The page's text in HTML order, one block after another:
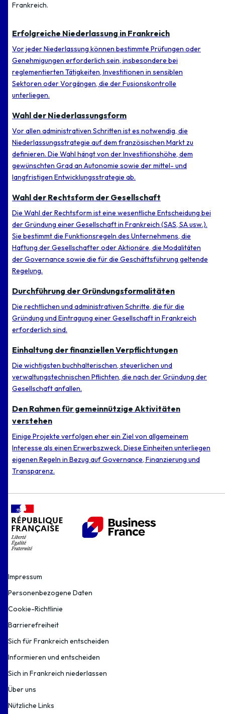
Frankreich.
Erfolgreiche Niederlassung in Frankreich
Vor jeder Niederlassung können bestimmte Prüfungen oder
Genehmigungen erforderlich sein, insbesondere bei
reglementierten Tätigkeiten, Investitionen in sensiblen
Sektoren oder Vorgängen, die der Fusionskontrolle
unterliegen.
Wahl der Niederlassungsform
Vor allen administrativen Schritten ist es notwendig, die
Niederlassungsstrategie auf dem französischen Markt zu
definieren. Die Wahl hängt von der Investitionshöhe, dem
gewünschten Grad an Autonomie sowie der mittel- und
langfristigen Entwicklungsstrategie ab.
Wahl der Rechtsform der Gesellschaft
Die Wahl der Rechtsform ist eine wesentliche Entscheidung bei
der Gründung einer Gesellschaft in Frankreich (SAS, SA usw.).
Sie bestimmt die Funktionsregeln des Unternehmens, die
Haftung der Gesellschafter oder Aktionäre, die Modalitäten
der Governance sowie die für die Geschäftsführung geltende
Regelung.
Durchführung der Gründungsformalitäten
Die rechtlichen und administrativen Schritte, die für die
Gründung und Eintragung einer Gesellschaft in Frankreich
erforderlich sind.
Einhaltung der finanziellen Verpflichtungen
Die wichtigsten buchhalterischen, steuerlichen und
verwaltungstechnischen Pflichten, die nach der Gründung der
Gesellschaft anfallen.
Den Rahmen für gemeinnützige Aktivitäten
verstehen
Einige Projekte verfolgen eher ein Ziel von allgemeinem
Interesse als einen Erwerbszweck. Diese Einheiten unterliegen
eigenen Regeln in Bezug auf Governance, Finanzierung und
Transparenz.
Impressum
Personenbezogene Daten
Cookie-Richtlinie
Barrierefreiheit
Sich für Frankreich entscheiden
Informieren und entscheiden
Sich in Frankreich niederlassen
Über uns
Nützliche Links